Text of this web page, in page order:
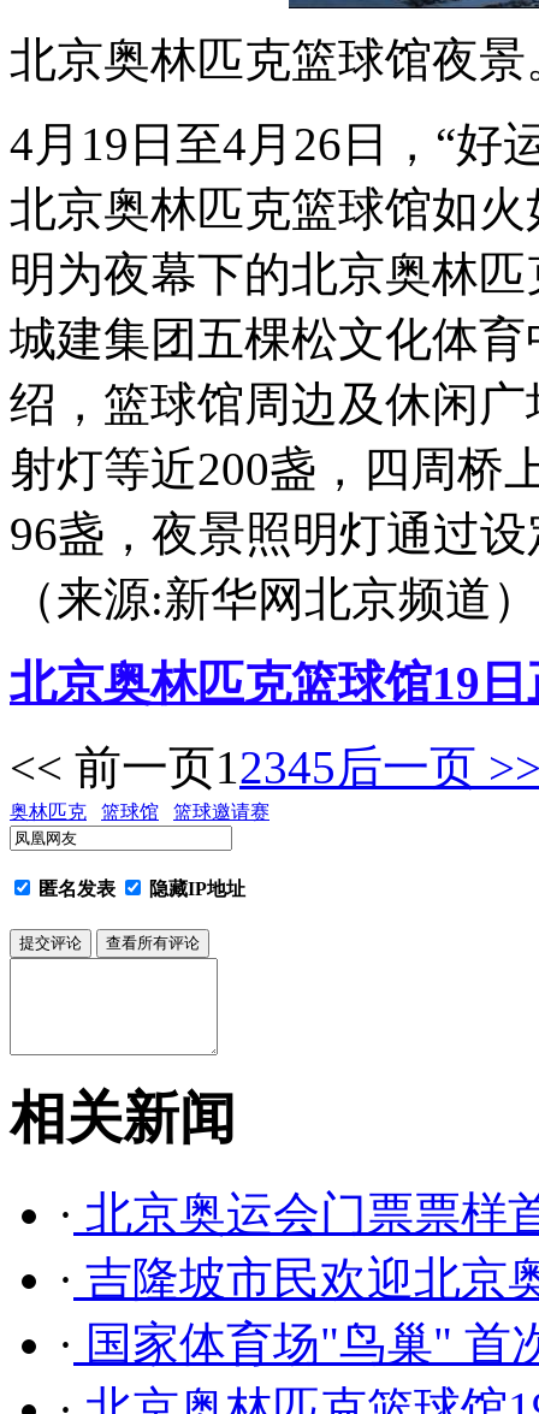
北京奥林匹克篮球馆夜
4月19日至4月26日，“好
北京奥林匹克篮球馆如
明为夜幕下的北京奥林
城建集团五棵松文化体
绍，篮球馆周边及休闲
射灯等近200盏，四周桥
96盏，夜景照明灯通过
（来源:新华网北京频道）
北京奥林匹克篮球馆19
<< 前一页12345后一页
奥林匹克 篮球馆 篮球邀请赛
匿名发表 隐藏IP地址
相关新闻
· 北京奥运会门票票样
· 吉隆坡市民欢迎北京
· 国家体育场"鸟巢" 首